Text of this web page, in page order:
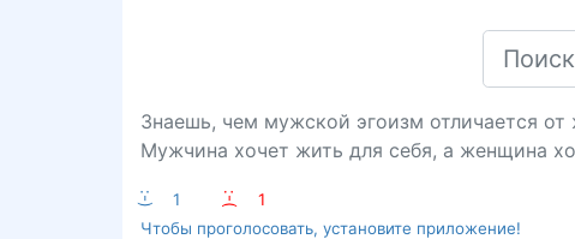
Знаешь, чем мужской эгоизм отличается от
Мужчина хочет жить для себя, а женщина
:-) 1 :-(
1
Чтобы проголосовать, установите приложение!